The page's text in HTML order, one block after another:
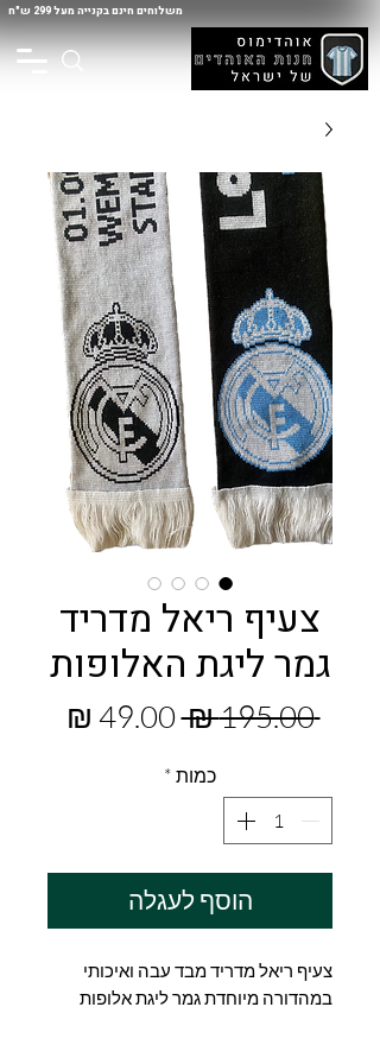
משלוחים חינם בקנייה מעל 299 ש"ח
צעיף ריאל מדריד
גמר ליגת האלופות
‏195.00 ‏₪
מחיר
‏49.00 ‏₪
כמות *
הוסף לעגלה
צעיף ריאל מדריד מבד עבה ואיכותי
במהדורה מיוחדת גמר ליגת אלופות